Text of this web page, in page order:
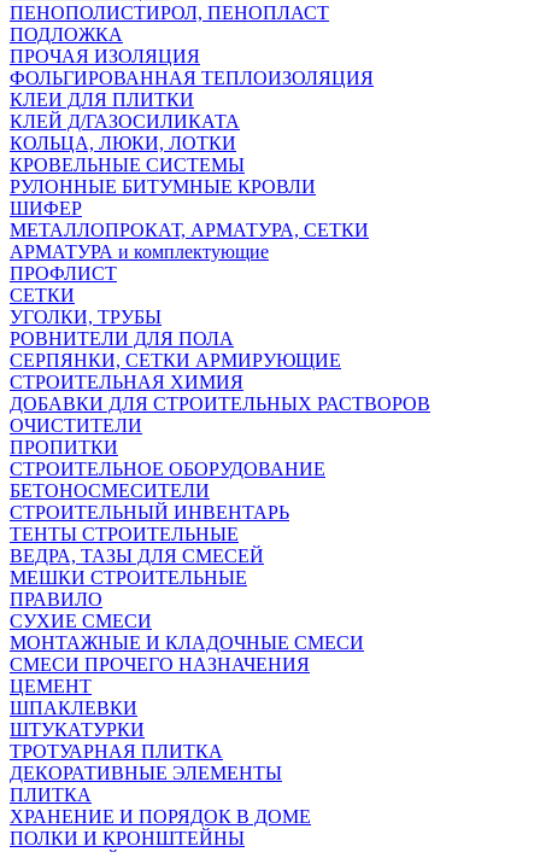
ПЕНОПОЛИСТИРОЛ, ПЕНОПЛАСТ
ПОДЛОЖКА
ПРОЧАЯ ИЗОЛЯЦИЯ
ФОЛЬГИРОВАННАЯ ТЕПЛОИЗОЛЯЦИЯ
КЛЕИ ДЛЯ ПЛИТКИ
КЛЕЙ Д/ГАЗОСИЛИКАТА
КОЛЬЦА, ЛЮКИ, ЛОТКИ
КРОВЕЛЬНЫЕ СИСТЕМЫ
РУЛОННЫЕ БИТУМНЫЕ КРОВЛИ
ШИФЕР
МЕТАЛЛОПРОКАТ, АРМАТУРА, СЕТКИ
АРМАТУРА и комплектующие
ПРОФЛИСТ
СЕТКИ
УГОЛКИ, ТРУБЫ
РОВНИТЕЛИ ДЛЯ ПОЛА
СЕРПЯНКИ, СЕТКИ АРМИРУЮЩИЕ
СТРОИТЕЛЬНАЯ ХИМИЯ
ДОБАВКИ ДЛЯ СТРОИТЕЛЬНЫХ РАСТВОРОВ
ОЧИСТИТЕЛИ
ПРОПИТКИ
СТРОИТЕЛЬНОЕ ОБОРУДОВАНИЕ
БЕТОНОСМЕСИТЕЛИ
СТРОИТЕЛЬНЫЙ ИНВЕНТАРЬ
ТЕНТЫ СТРОИТЕЛЬНЫЕ
ВЕДРА, ТАЗЫ ДЛЯ СМЕСЕЙ
МЕШКИ СТРОИТЕЛЬНЫЕ
ПРАВИЛО
СУХИЕ СМЕСИ
МОНТАЖНЫЕ И КЛАДОЧНЫЕ СМЕСИ
СМЕСИ ПРОЧЕГО НАЗНАЧЕНИЯ
ЦЕМЕНТ
ШПАКЛЕВКИ
ШТУКАТУРКИ
ТРОТУАРНАЯ ПЛИТКА
ДЕКОРАТИВНЫЕ ЭЛЕМЕНТЫ
ПЛИТКА
ХРАНЕНИЕ И ПОРЯДОК В ДОМЕ
ПОЛКИ И КРОНШТЕЙНЫ